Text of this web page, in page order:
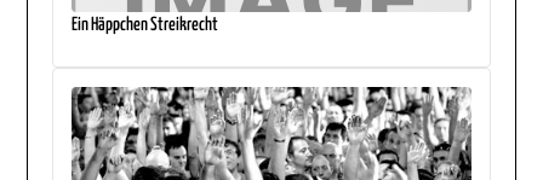
Ein Häppchen Streikrecht